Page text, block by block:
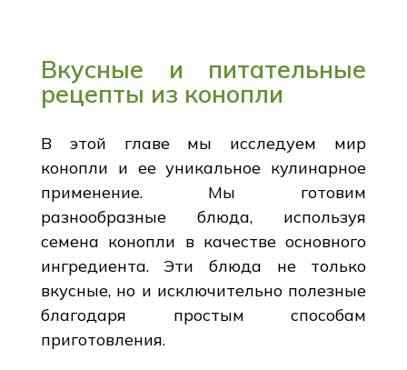
Вкусные и питательные
рецепты из конопли
В этой главе мы исследуем мир
конопли и ее уникальное кулинарное
применение. Мы готовим
разнообразные блюда, используя
семена конопли в качестве основного
ингредиента. Эти блюда не только
вкусные, но и исключительно полезные
благодаря простым способам
приготовления.